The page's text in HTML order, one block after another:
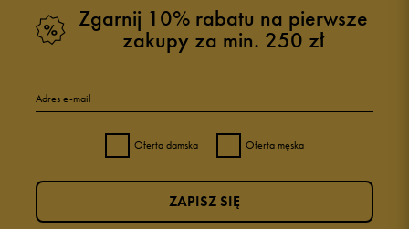
Zgarnij 10% rabatu na pierwsze
zakupy za min. 250 zł
Adres e-mail
Oferta damska Oferta męska
ZAPISZ SIĘ